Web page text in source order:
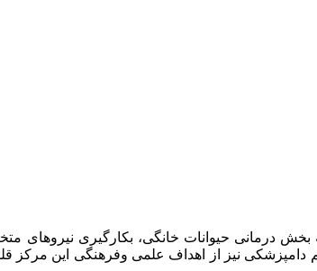
مهم تاسیس درمانگاه، توسعه بخش درمانی حیوانات خانگی،
دامپزشکی نیز از اهداف علمی وفرهنگی این